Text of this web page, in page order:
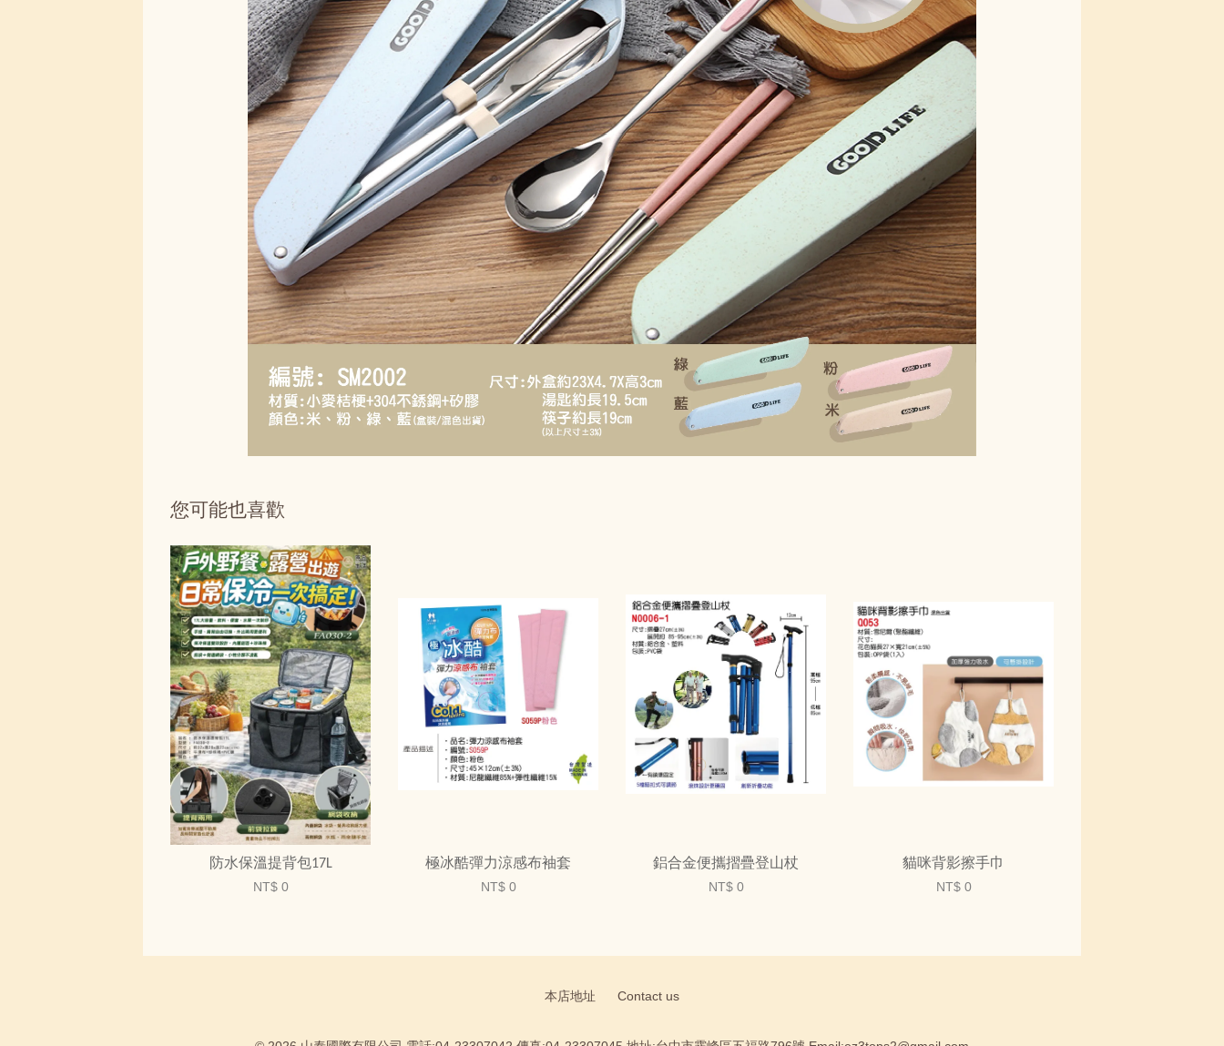
您可能也喜歡
防水保溫提背包17L
NT$ 0
極冰酷彈力涼感布袖套
NT$ 0
鋁合金便攜摺疊登山杖
NT$ 0
貓咪背影擦手巾
NT$ 0
本店地址 Contact us